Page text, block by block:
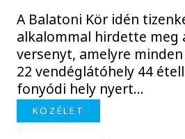
A Balatoni Kör idén
alkalommal hirdette meg
versenyt, amelyre
22 vendéglátóhely 44
fonyódi hely nyert...
KÖZÉLET